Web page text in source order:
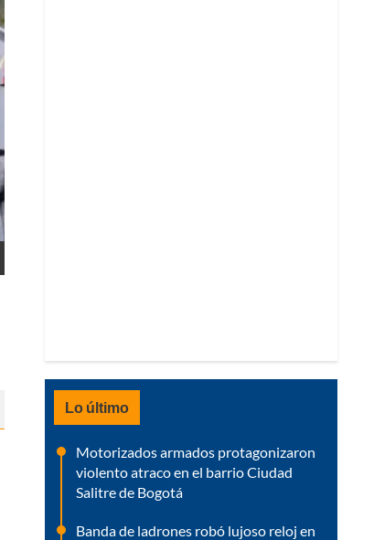
Lo último
Motorizados armados protagonizaron
violento atraco en el barrio Ciudad
Salitre de Bogotá
Banda de ladrones robó lujoso reloj en